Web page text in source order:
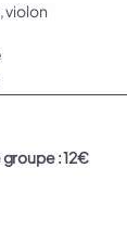
violon
: 12€
:
en situation